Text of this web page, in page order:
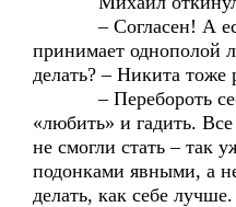
– Согласен! А
принимает однополой
делать? – Никита тоже
– Перебороть
«любить» и гадить.
не смогли стать – так
подонками явными, а
делать, как себе